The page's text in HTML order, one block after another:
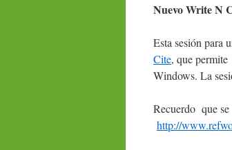
Nuevo Write N
Esta sesión para
Cite, que
Windows. La
Recuerdo que
http://